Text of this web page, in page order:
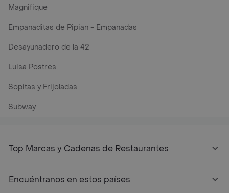
Magnifique
Empanaditas de Pipian - Empanadas
Desayunadero de la 42
Luisa Postres
Sopitas y Frijoladas
Subway
Top Marcas y Cadenas de Restaurantes
Encuéntranos en estos países